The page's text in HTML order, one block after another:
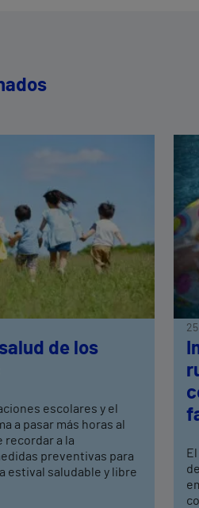
de los
escolares y el
a pasar más horas al
recordar a la
preventivas para
estival saludable y libre